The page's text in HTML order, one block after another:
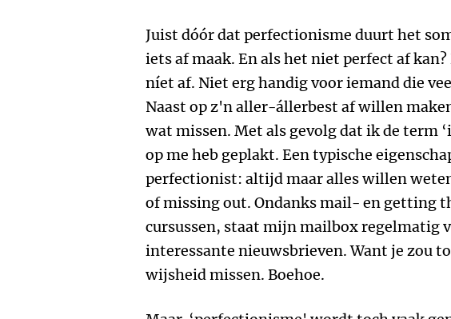
Juist dóór dat perfectionisme duurt het
iets af maak. En als het niet perfect af
níet af. Niet erg handig voor iemand die
Naast op z'n aller-állerbest af willen
wat missen. Met als gevolg dat ik de term
op me heb geplakt. Een typische
perfectionist: altijd maar alles willen
of missing out. Ondanks mail- en getting
cursussen, staat mijn mailbox regelmatig
interessante nieuwsbrieven. Want je zou
wijsheid missen. Boehoe.